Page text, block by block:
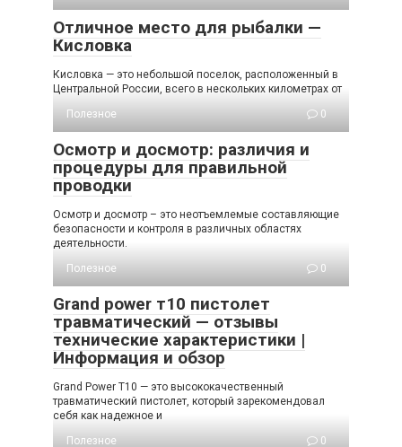
Отличное место для рыбалки —
Кисловка
Кисловка — это небольшой поселок, расположенный в
Центральной России, всего в нескольких километрах от
Полезное
0
Осмотр и досмотр: различия и
процедуры для правильной
проводки
Осмотр и досмотр – это неотъемлемые составляющие
безопасности и контроля в различных областях
деятельности.
Полезное
0
Grand power т10 пистолет
травматический — отзывы
технические характеристики |
Информация и обзор
Grand Power T10 — это высококачественный
травматический пистолет, который зарекомендовал
себя как надежное и
Полезное
0